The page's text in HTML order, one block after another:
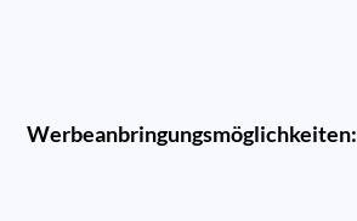
Werbeanbringungsmöglichkeiten: